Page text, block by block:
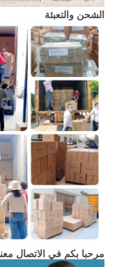
الشحن والتعبئة
مرحبا بكم في الاتصال